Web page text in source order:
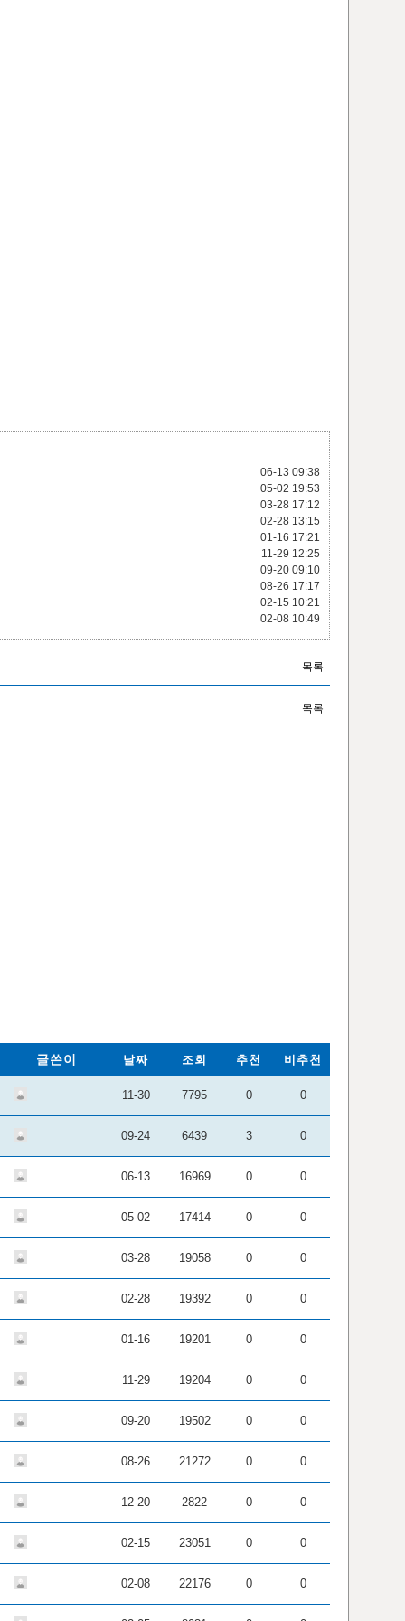
06-13 09:38
05-02 19:53
03-28 17:12
02-28 13:15
01-16 17:21
11-29 12:25
09-20 09:10
08-26 17:17
02-15 10:21
02-08 10:49
목록
목록
글쓴이 날짜 조회 추천 비추천
11-30 7795 0 0
09-24 6439 3 0
06-13 16969 0 0
05-02 17414 0 0
03-28 19058 0 0
02-28 19392 0 0
01-16 19201 0 0
11-29 19204 0 0
09-20 19502 0 0
08-26 21272 0 0
12-20 2822 0 0
02-15 23051 0 0
02-08 22176 0 0